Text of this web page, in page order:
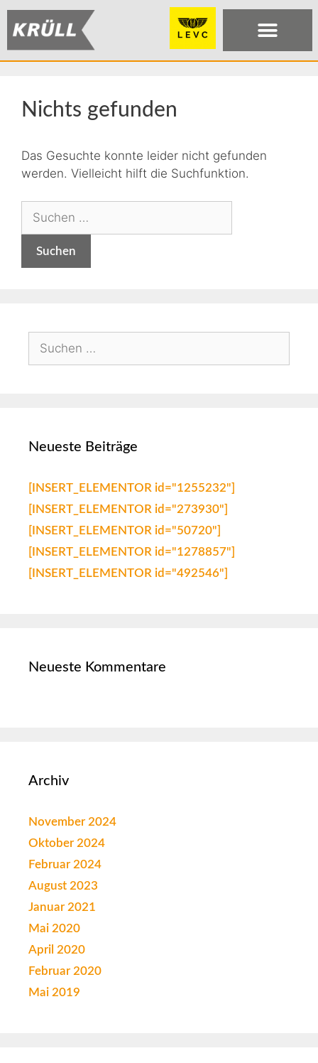
Nichts gefunden
Das Gesuchte konnte leider nicht gefunden
werden. Vielleicht hilft die Suchfunktion.
Neueste Beiträge
[INSERT_ELEMENTOR id="1255232"]
[INSERT_ELEMENTOR id="273930"]
[INSERT_ELEMENTOR id="50720"]
[INSERT_ELEMENTOR id="1278857"]
[INSERT_ELEMENTOR id="492546"]
Neueste Kommentare
Archiv
November 2024
Oktober 2024
Februar 2024
August 2023
Januar 2021
Mai 2020
April 2020
Februar 2020
Mai 2019